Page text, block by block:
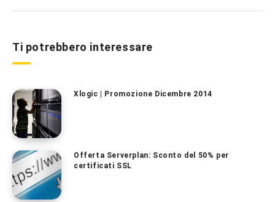
Ti potrebbero interessare
Xlogic | Promozione Dicembre 2014
Offerta Serverplan: Sconto del 50% per
certificati SSL